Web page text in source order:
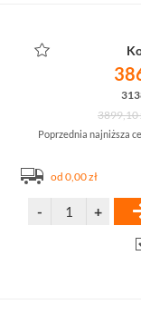
3899,10
Poprzednia najniższa
od 0,00 zł